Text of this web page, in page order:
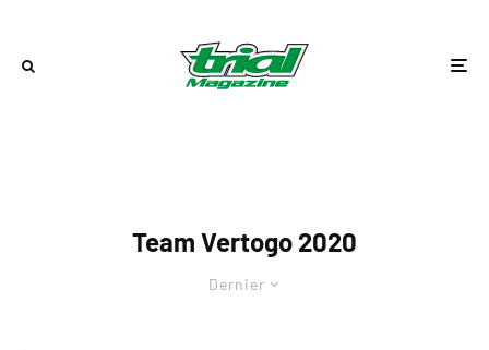
Team Vertogo 2020
Dernier